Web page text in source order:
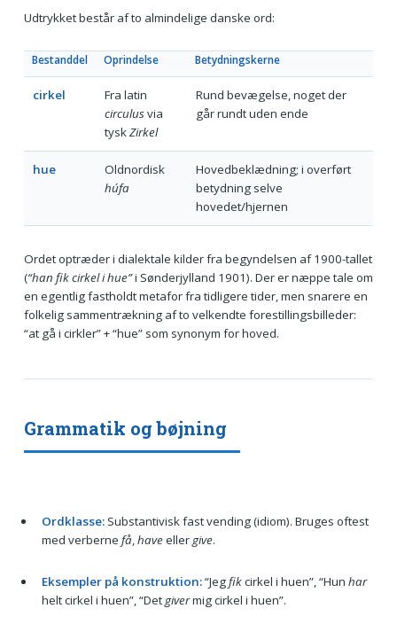
Udtrykket består af to almindelige danske ord:
Bestanddel Oprindelse Betydningskerne
cirkel
Fra latin
circulusvia
tyskZirkel
Rund bevægelse, noget der
går rundt uden ende
hue
Oldnordisk
húfa
Hovedbeklædning; i overført
betydning selve
hovedet/hjernen
Ordet optræder i dialektale kilder fra begyndelsen af 1900-tallet
(“han fik cirkel i hue”i Sønderjylland 1901). Der er næppe tale om
en egentlig fastholdt metafor fra tidligere tider, men snarere en
folkelig sammentrækning af to velkendte forestillingsbilleder:
“at gå i cirkler” + “hue” som synonym for hoved.
Grammatik og bøjning
Ordklasse:Substantivisk fast vending (idiom). Bruges oftest
med verberne få, haveeller give.
Eksempler på konstruktion:“Jegfikcirkel i huen”, “Hun har
helt cirkel i huen”, “Detgivermig cirkel i huen”.